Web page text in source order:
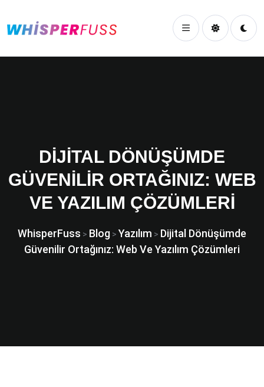
DIJITAL DÖNÜŞÜMDE
GÜVENILIR ORTAĞINIZ: WEB
VE YAZILIM ÇÖZÜMLERI
WhisperFuss > Blog > Yazılım > Dijital Dönüşümde
Güvenilir Ortağınız: Web Ve Yazılım Çözümleri